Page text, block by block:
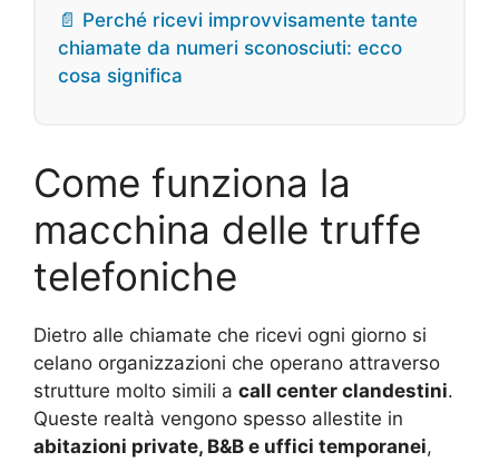
📄 Perché ricevi improvvisamente tante
chiamate da numeri sconosciuti: ecco
cosa significa
Come funziona la
macchina delle truffe
telefoniche
Dietro alle chiamate che ricevi ogni giorno si
celano organizzazioni che operano attraverso
strutture molto simili a call center clandestini.
Queste realtà vengono spesso allestite in
abitazioni private, B&B e uffici temporanei,